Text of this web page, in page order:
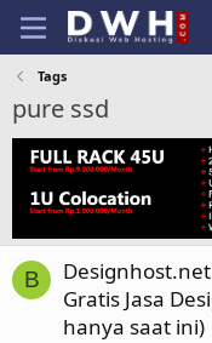
Tags
pure ssd
B
Gratis Jasa
hanya saat ini)